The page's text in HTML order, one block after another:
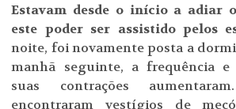
Estavam desde o início a adiar
este poder ser assistido pelos
noite, foi novamente posta a
manhã seguinte, a frequência e
suas contrações
encontraram vestígios de